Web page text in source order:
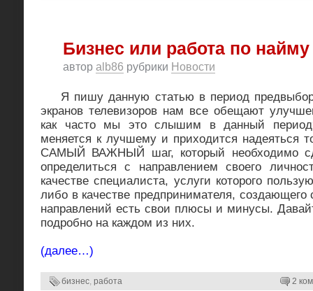
Бизнес или работа по найму
автор alb86 рубрики Новости
Я пишу данную статью в период
экранов телевизоров нам все обещают
как часто мы это слышим в данный
меняется к лучшему и приходится надеяться
САМЫЙ ВАЖНЫЙ шаг, который необходимо
определиться с направлением своего
качестве специалиста, услуги которого
либо в качестве предпринимателя,
направлений есть свои плюсы и минусы.
подробно на каждом из них.
(далее…)
бизнес, работа 2